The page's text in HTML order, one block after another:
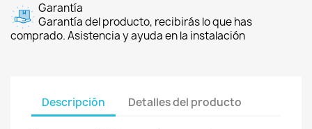
Garantía
Garantía del producto, recibirás lo que has
comprado. Asistencia y ayuda en la instalación
Descripción Detalles del producto